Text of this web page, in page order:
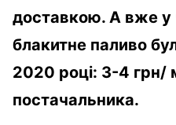
доставкою. А вже у
блакитне паливо
2020 році: 3-4 грн/
постачальника.